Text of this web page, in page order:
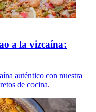
a la vizcaína:
auténtico con nuestra
de cocina.